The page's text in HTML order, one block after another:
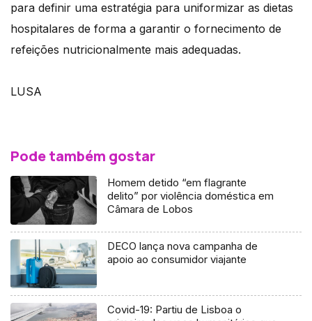
para definir uma estratégia para uniformizar as dietas
hospitalares de forma a garantir o fornecimento de
refeições nutricionalmente mais adequadas.
LUSA
Pode também gostar
Homem detido “em flagrante
delito” por violência doméstica em
Câmara de Lobos
DECO lança nova campanha de
apoio ao consumidor viajante
Covid-19: Partiu de Lisboa o